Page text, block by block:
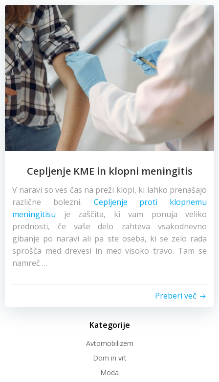
Cepljenje KME in klopni meningitis
V naravi so ves čas na preži klopi, ki lahko prenašajo
različne bolezni. Cepljenje proti klopnemu
meningitisu je zaščita, ki vam ponuja veliko
prednosti, če vaše delo zahteva vsakodnevno
gibanje po naravi ali pa ste oseba, ki se zelo rada
sprošča med drevesi in med visoko travo. Tam se
namreč …
Preberi več
Kategorije
Avtomobilizem
Dom in vrt
Moda